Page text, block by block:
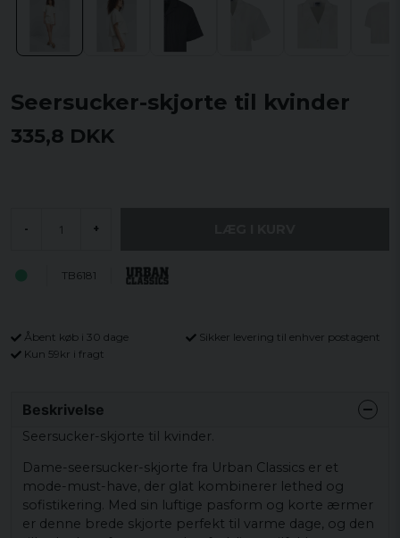
Seersucker-skjorte til kvinder
335,8 DKK
- +
TB6181
Åbent køb i 30 dage
Sikker levering til enhver postagent
Kun 59kr i fragt
Beskrivelse
Seersucker-skjorte til kvinder.
Dame-seersucker-skjorte fra Urban Classics er et
mode-must-have, der glat kombinerer lethed og
sofistikering. Med sin luftige pasform og korte ærmer
er denne brede skjorte perfekt til varme dage, og den